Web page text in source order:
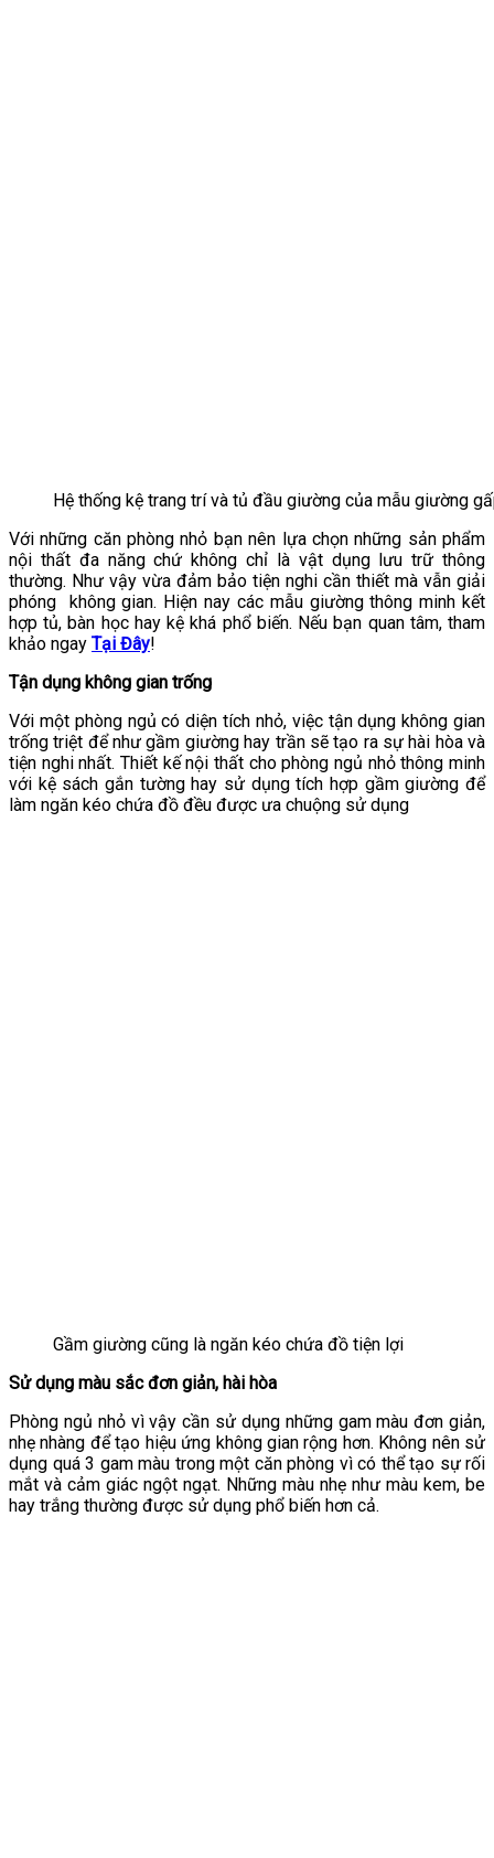
Hệ thống kệ trang trí và tủ đầu giường của mẫu giường
Với những căn phòng nhỏ bạn nên lựa chọn những sản phẩm
nội thất đa năng chứ không chỉ là vật dụng lưu trữ thông
thường. Như vậy vừa đảm bảo tiện nghi cần thiết mà vẫn giải
phóng không gian. Hiện nay các mẫu giường thông minh kết
hợp tủ, bàn học hay kệ khá phổ biến. Nếu bạn quan tâm, tham
khảo ngay Tại Đây!
Tận dụng không gian trống
Với một phòng ngủ có diện tích nhỏ, việc tận dụng không gian
trống triệt để như gầm giường hay trần sẽ tạo ra sự hài hòa và
tiện nghi nhất. Thiết kế nội thất cho phòng ngủ nhỏ thông minh
với kệ sách gắn tường hay sử dụng tích hợp gầm giường để
làm ngăn kéo chứa đồ đều được ưa chuộng sử dụng
Gầm giường cũng là ngăn kéo chứa đồ tiện lợi
Sử dụng màu sắc đơn giản, hài hòa
Phòng ngủ nhỏ vì vậy cần sử dụng những gam màu đơn giản,
nhẹ nhàng để tạo hiệu ứng không gian rộng hơn. Không nên sử
dụng quá 3 gam màu trong một căn phòng vì có thể tạo sự rối
mắt và cảm giác ngột ngạt. Những màu nhẹ như màu kem, be
hay trắng thường được sử dụng phổ biến hơn cả.